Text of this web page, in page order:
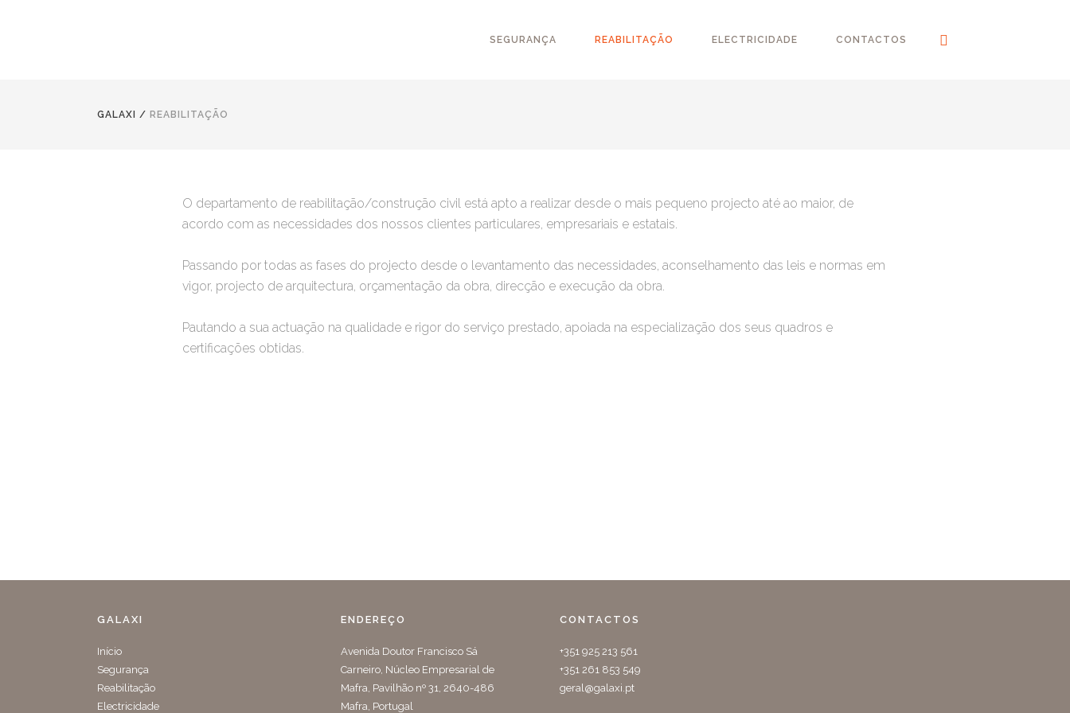
SEGURANÇA REABILITAÇÃO ELECTRICIDADE CONTACTOS
GALAXI / REABILITAÇÃO
O departamento de reabilitação/construção civil está apto a realizar desde o mais pequeno projecto até ao maior, de
acordo com as necessidades dos nossos clientes particulares, empresariais e estatais.
Passando por todas as fases do projecto desde o levantamento das necessidades, aconselhamento das leis e normas em
vigor, projecto de arquitectura, orçamentação da obra, direcção e execução da obra.
Pautando a sua actuação na qualidade e rigor do serviço prestado, apoiada na especialização dos seus quadros e
certificações obtidas.
GALAXI
Início
Segurança
Reabilitação
Electricidade
ENDEREÇO
Avenida Doutor Francisco Sá
Carneiro, Núcleo Empresarial de
Mafra, Pavilhão nº 31, 2640-486
Mafra, Portugal
CONTACTOS
+351 925 213 561
+351 261 853 549
geral@galaxi.pt